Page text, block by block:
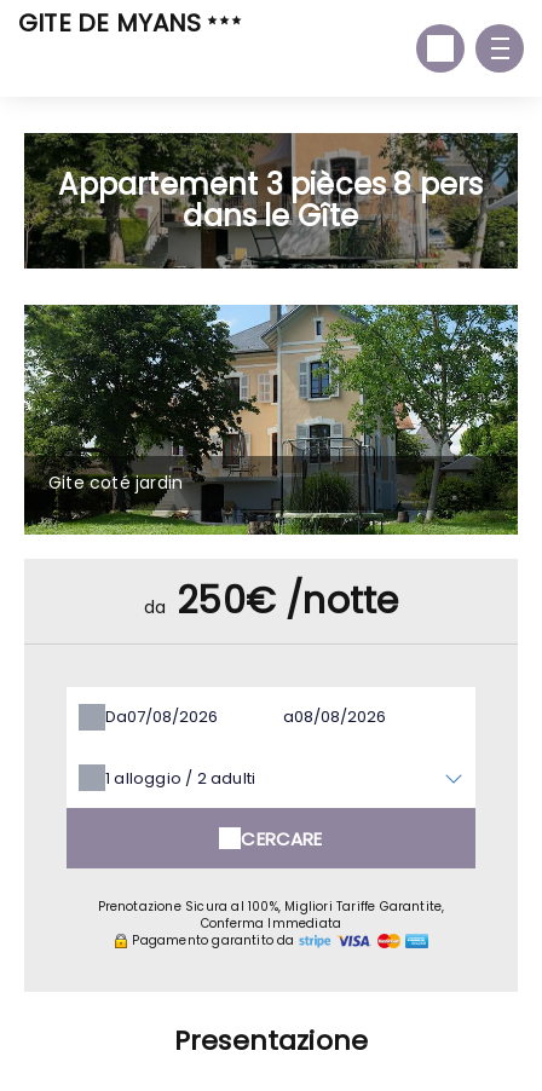
GITE DE MYANS
Appartement 3 pièces 8 pers
dans le Gîte
Gite coté jardin
da 250€ /notte
Da a
1alloggio / 2adulti
CERCARE
Prenotazione Sicura al 100%, Migliori Tariffe Garantite,
Conferma Immediata
Pagamento garantito da
Presentazione